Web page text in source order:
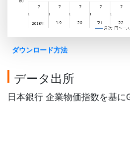
ダウンロード方法
データ出所
日本銀行 企業物価指数を基に